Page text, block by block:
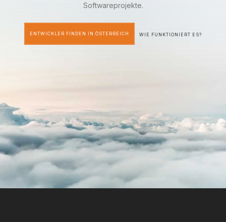
Softwareprojekte.
ENTWICKLER FINDEN IN ÖSTERREICH WIE FUNKTIONIERT ES?